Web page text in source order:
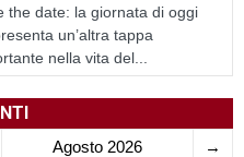
the date: la giornata di oggi
un’altra tappa
nella vita del...
Agosto 2026 →